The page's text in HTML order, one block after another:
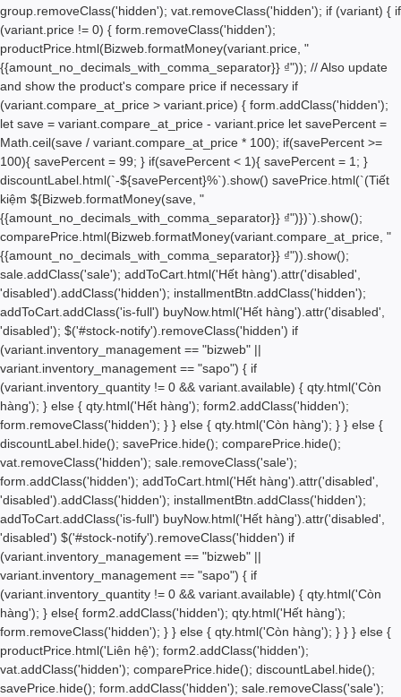
group.removeClass('hidden'); vat.removeClass('hidden'); if (variant) { if
(variant.price != 0) { form.removeClass('hidden');
productPrice.html(Bizweb.formatMoney(variant.price, "
{{amount_no_decimals_with_comma_separator}} ₫")); // Also update
and show the product's compare price if necessary if
(variant.compare_at_price > variant.price) { form.addClass('hidden');
let save = variant.compare_at_price - variant.price let savePercent =
Math.ceil(save / variant.compare_at_price * 100); if(savePercent >=
100){ savePercent = 99; } if(savePercent < 1){ savePercent = 1; }
discountLabel.html(`-${savePercent}%`).show() savePrice.html(`(Tiết
kiệm ${Bizweb.formatMoney(save, "
{{amount_no_decimals_with_comma_separator}} ₫")})`).show();
comparePrice.html(Bizweb.formatMoney(variant.compare_at_price, "
{{amount_no_decimals_with_comma_separator}} ₫")).show();
sale.addClass('sale'); addToCart.html('Hết hàng').attr('disabled',
'disabled').addClass('hidden'); installmentBtn.addClass('hidden');
addToCart.addClass('is-full') buyNow.html('Hết hàng').attr('disabled',
'disabled'); $('#stock-notify').removeClass('hidden') if
(variant.inventory_management == "bizweb" ||
variant.inventory_management == "sapo") { if
(variant.inventory_quantity != 0 && variant.available) { qty.html('Còn
hàng'); } else { qty.html('Hết hàng'); form2.addClass('hidden');
form.removeClass('hidden'); } } else { qty.html('Còn hàng'); } } else {
discountLabel.hide(); savePrice.hide(); comparePrice.hide();
vat.removeClass('hidden'); sale.removeClass('sale');
form.addClass('hidden'); addToCart.html('Hết hàng').attr('disabled',
'disabled').addClass('hidden'); installmentBtn.addClass('hidden');
addToCart.addClass('is-full') buyNow.html('Hết hàng').attr('disabled',
'disabled') $('#stock-notify').removeClass('hidden') if
(variant.inventory_management == "bizweb" ||
variant.inventory_management == "sapo") { if
(variant.inventory_quantity != 0 && variant.available) { qty.html('Còn
hàng'); } else{ form2.addClass('hidden'); qty.html('Hết hàng');
form.removeClass('hidden'); } } else { qty.html('Còn hàng'); } } } else {
productPrice.html('Liên hệ'); form2.addClass('hidden');
vat.addClass('hidden'); comparePrice.hide(); discountLabel.hide();
savePrice.hide(); form.addClass('hidden'); sale.removeClass('sale');